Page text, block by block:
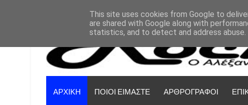
ΑΡΧΙΚΗ ΠΟΙΟΙ ΕΙΜΑΣΤΕ ΑΡΘΡΟΓΡΑΦΟΙ
This site uses cookies from Google to
are shared with Google along with
statistics, and to detect and address abuse.